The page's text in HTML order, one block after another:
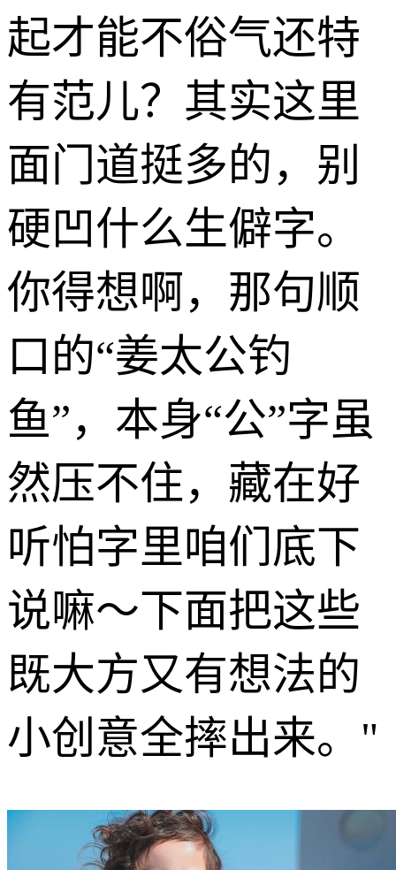
起才能不俗气还特
有范儿？其实这里
面门道挺多的，别
硬凹什么生僻字。
你得想啊，那句顺
口的“姜太公钓
鱼”，本身“公”字虽
然压不住，藏在好
听怕字里咱们底下
说嘛～下面把这些
既大方又有想法的
小创意全摔出来。"